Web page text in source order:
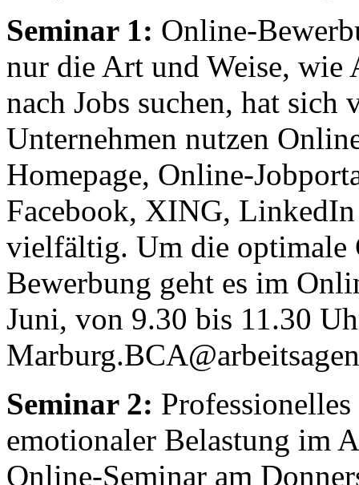
Seminar 1: Online-
nur die Art und Weise, wie
nach Jobs suchen, hat sich
Unternehmen nutzen
Homepage, Online-
Facebook, XING,
vielfältig. Um die optimale
Bewerbung geht es im
Juni, von 9.30 bis 11.30
Seminar 2:
emotionaler Belastung im
Online-Seminar am